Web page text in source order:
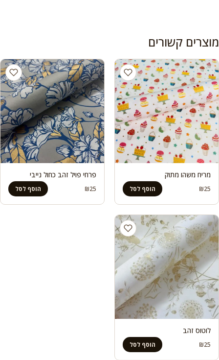
מוצרים קשורים
מריח משהו מתוק
₪25 הוסף לסל
פרחי פויל זהב כחול נייבי
₪25 הוסף לסל
לוטוס זהב
₪25 הוסף לסל